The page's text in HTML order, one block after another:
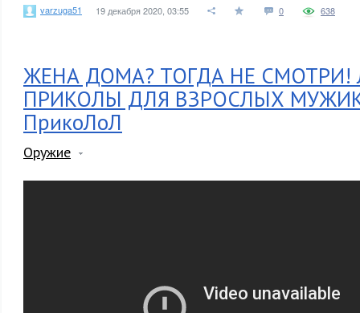
varzuga51 19 декабря 2020, 03:55 0 638
ЖЕНА ДОМА? ТОГДА НЕ СМОТРИ!
ПРИКОЛЫ ДЛЯ ВЗРОСЛЫХ
ПрикоЛоЛ
Оружие